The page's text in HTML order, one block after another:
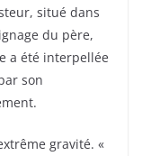
situé dans
du père,
a été interpellée
son
gravité. «